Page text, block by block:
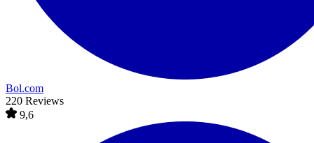
Bol.com
220 Reviews
9,6